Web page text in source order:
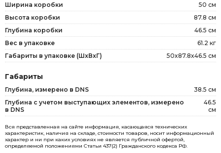
Ширина коробки
50 см
Высота коробки
87.8 см
Глубина коробки
46.5 см
Вес в упаковке
61.2 кг
Габариты в упаковке (ШxВxГ)
50x87.8x46.5 см
Габариты
Глубина, измерено в DNS
38.5 см
Глубина с учетом выступающих элементов, измерено
в DNS
46.5
см
Вся представленная на сайте информация, касающаяся технических
характеристик, наличия на складе, стоимости товаров, носит информационный
характер и ни при каких условиях не является публичной офертой,
определяемой положениями Статьи 437(2) Гражданского кодекса РФ.